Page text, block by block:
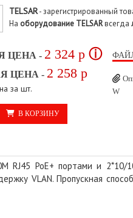
TELSAR- зарегистрированный
На оборудование TELSARвсегда
ЦЕНА - 2 324 p ⓘ
ЦЕНА - 2 258 p
за шт.
В КОРЗИНУ
W
RJ45 PoE+ портами и 2*10/
VLAN. Пропускная